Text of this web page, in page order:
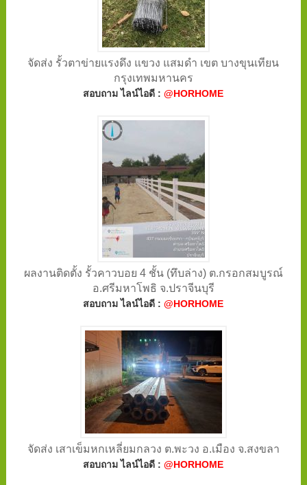
จัดส่ง รั้วตาข่ายแรงดึง แขวง แสมดำ เขต บางขุนเทียน
กรุงเทพมหานคร
สอบถาม ไลน์ไอดี :@HORHOME
ผลงานติดตั้ง รั้วคาวบอย 4 ชั้น (ทึบล่าง) ต.กรอกสมบูรณ์
อ.ศรีมหาโพธิ จ.ปราจีนบุรี
สอบถาม ไลน์ไอดี :@HORHOME
จัดส่ง เสาเข็มหกเหลี่ยมกลวง ต.พะวง อ.เมือง จ.สงขลา
สอบถาม ไลน์ไอดี :@HORHOME